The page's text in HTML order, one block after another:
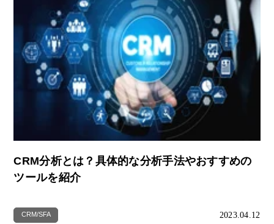
CRM分析とは？具体的な分析手法やおすすめの
ツールを紹介
CRM/SFA 2023.04.12